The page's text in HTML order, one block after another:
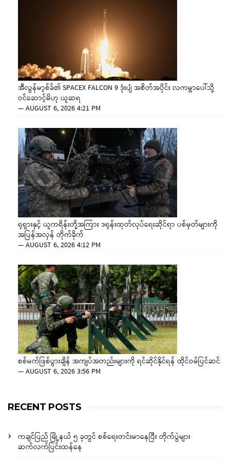
အီလွန်မာ့စ်ခ်၏ SPACEX FALCON 9 ဒုံးပျံ အစိတ်အပိုင်း လကမ္ဘာပေါ်သို့
ဝင်ဆောင့်မိဟု ယူဆရ
—AUGUST 6, 2026 4:21 PM
ရုရှားနှင့် ယူကရိန်းတို့အကြား ဒရုန်းထုတ်လုပ်ရေးဆိုင်ရာ ပစ်မှတ်များကို
အပြန်အလှန် တိုက်ခိုက်
—AUGUST 6, 2026 4:12 PM
စစ်မက်ဖြစ်ပွားချိန် အကျပ်အတည်းများကို ရင်ဆိုင်နိုင်ရန် ထိုင်ဝမ်ပြင်ဆင်
—AUGUST 6, 2026 3:56 PM
RECENT POSTS
ကချင်ပြည် မြို့နယ် ၅ ခုတွင် စစ်ရေးတင်းမာနေပြီး တိုက်ပွဲများ
ဆက်လက်ပြင်းထန်နေ